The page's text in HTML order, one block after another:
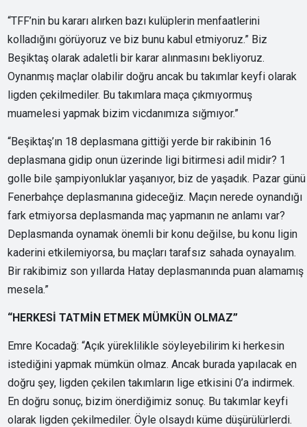
“TFF’nin bu kararı alırken bazı kulüplerin menfaatlerini
kolladığını görüyoruz ve biz bunu kabul etmiyoruz.” Biz
Beşiktaş olarak adaletli bir karar alınmasını bekliyoruz.
Oynanmış maçlar olabilir doğru ancak bu takımlar keyfi olarak
ligden çekilmediler. Bu takımlara maça çıkmıyormuş
muamelesi yapmak bizim vicdanımıza sığmıyor.”
“Beşiktaş’ın 18 deplasmana gittiği yerde bir rakibinin 16
deplasmana gidip onun üzerinde ligi bitirmesi adil midir? 1
golle bile şampiyonluklar yaşanıyor, biz de yaşadık. Pazar günü
Fenerbahçe deplasmanına gideceğiz. Maçın nerede oynandığı
fark etmiyorsa deplasmanda maç yapmanın ne anlamı var?
Deplasmanda oynamak önemli bir konu değilse, bu konu ligin
kaderini etkilemiyorsa, bu maçları tarafsız sahada oynayalım.
Bir rakibimiz son yıllarda Hatay deplasmanında puan alamamış
mesela.”
“HERKESİ TATMİN ETMEK MÜMKÜN OLMAZ”
Emre Kocadağ: “Açık yüreklilikle söyleyebilirim ki herkesin
istediğini yapmak mümkün olmaz. Ancak burada yapılacak en
doğru şey, ligden çekilen takımların lige etkisini 0’a indirmek.
En doğru sonuç, bizim önerdiğimiz sonuç. Bu takımlar keyfi
olarak ligden çekilmediler. Öyle olsaydı küme düşürülürlerdi.